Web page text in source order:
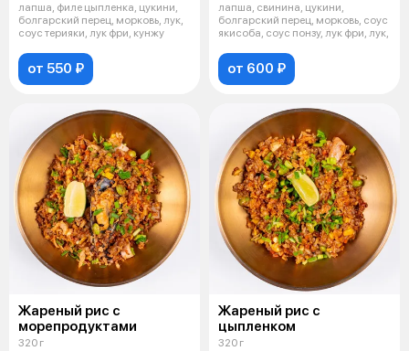
лапша, филе цыпленка, цукини,
болгарский перец, морковь, лук,
соус терияки, лук фри, кунжу
от 550 ₽
лапша, свинина, цукини,
болгарский перец, морковь, соус
якисоба, соус понзу, лук фри, лук,
от 600 ₽
Жареный рис с
морепродуктами
320 г
Жареный рис с
цыпленком
320 г